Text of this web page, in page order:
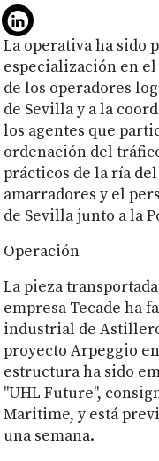
La operativa ha sido
especialización en
de los operadores
de Sevilla y a la
los agentes que
ordenación del
prácticos de la ría
amarradores y el
de Sevilla junto a la
Operación
La pieza
empresa Tecade ha
industrial de
proyecto Arpeggio
estructura ha sido
"UHL Future",
Maritime, y está
una semana.